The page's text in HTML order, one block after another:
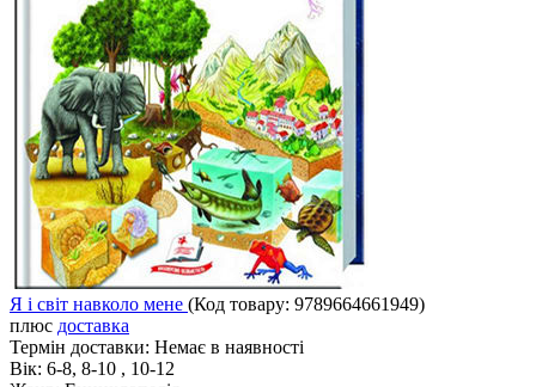
Я і світ навколо мене (Код товару: 9789664661949)
плюс доставка
Термін доставки: Немає в наявності
Вік: 6-8, 8-10 , 10-12